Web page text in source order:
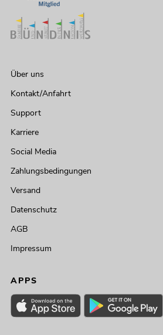
Installationslautsprecher 100V weiß 2x
No. 11036957
Über uns
Kontakt/Anfahrt
Support
Karriere
Social Media
Zahlungsbedingungen
Versand
Datenschutz
AGB
Impressum
APPS